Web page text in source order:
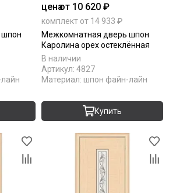
ценаот 10 620 ₽
комплект от 14 933 ₽
Межкомнатная дверь шпон
Каролина орех остеклённая
В наличии
Артикул: 4827
Материал: шпон файн-лайн
Купить